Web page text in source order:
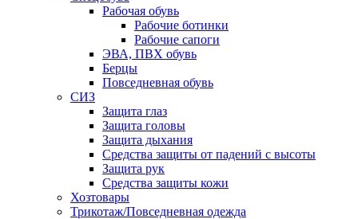
Рабочая обувь
Рабочие ботинки
Рабочие сапоги
ЭВА, ПВХ обувь
Берцы
Повседневная обувь
СИЗ
Защита глаз
Защита головы
Защита дыхания
Средства защиты от падений с высоты
Защита рук
Средства защиты кожи
Хозтовары
Трикотаж/Повседневная одежда